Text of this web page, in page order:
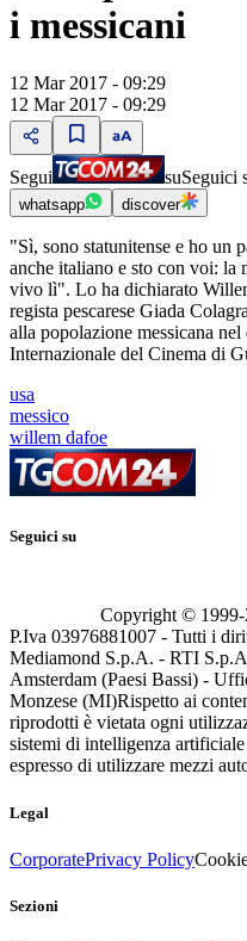
i messicani
12 Mar 2017 - 09:29
12 Mar 2017 - 09:29
Segui suSeguici
whatsapp discover
"Sì, sono statunitense e ho un
anche italiano e sto con voi: la
vivo lì". Lo ha dichiarato
regista pescarese Giada
alla popolazione messicana
Internazionale del Cinema di
usa
messico
willem dafoe
Seguici su
Copyright © 1999-
P.Iva 03976881007 - Tutti i
Mediamond S.p.A. - RTI
Amsterdam (Paesi Bassi) -
Monzese (MI)Rispetto ai
riprodotti è vietata ogni
sistemi di intelligenza
espresso di utilizzare mezzi
Legal
CorporatePrivacy Policy
Sezioni